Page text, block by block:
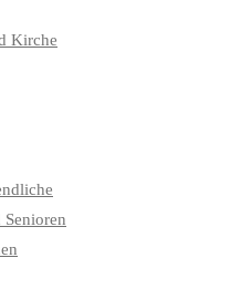
Kirche
Senioren